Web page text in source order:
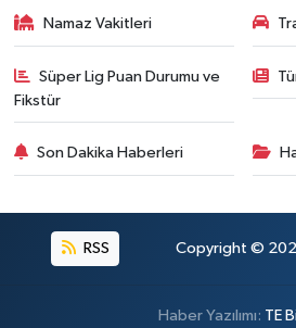
Namaz Vakitleri
Süper Lig Puan Durumu ve
Fikstür
Son Dakika Haberleri
RSS Copyright ©
Haber Yazılımı: TE